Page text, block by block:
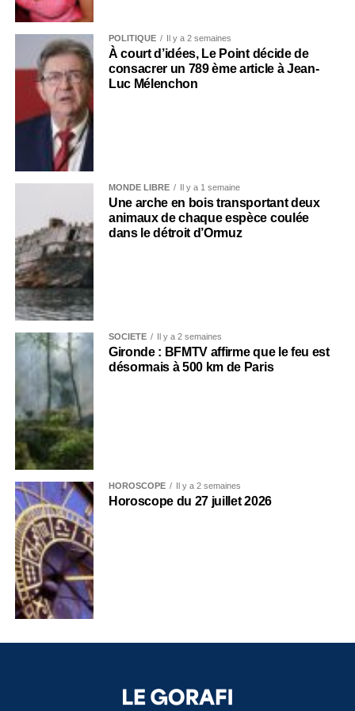
POLITIQUE Il y a 2 semaines
À court d’idées, Le Point décide de
consacrer un 789 ème article à Jean-
Luc Mélenchon
MONDE LIBRE Il y a 1 semaine
Une arche en bois transportant deux
animaux de chaque espèce coulée
dans le détroit d’Ormuz
SOCIÉTÉ Il y a 2 semaines
Gironde : BFMTV affirme que le feu est
désormais à 500 km de Paris
HOROSCOPE Il y a 2 semaines
Horoscope du 27 juillet 2026